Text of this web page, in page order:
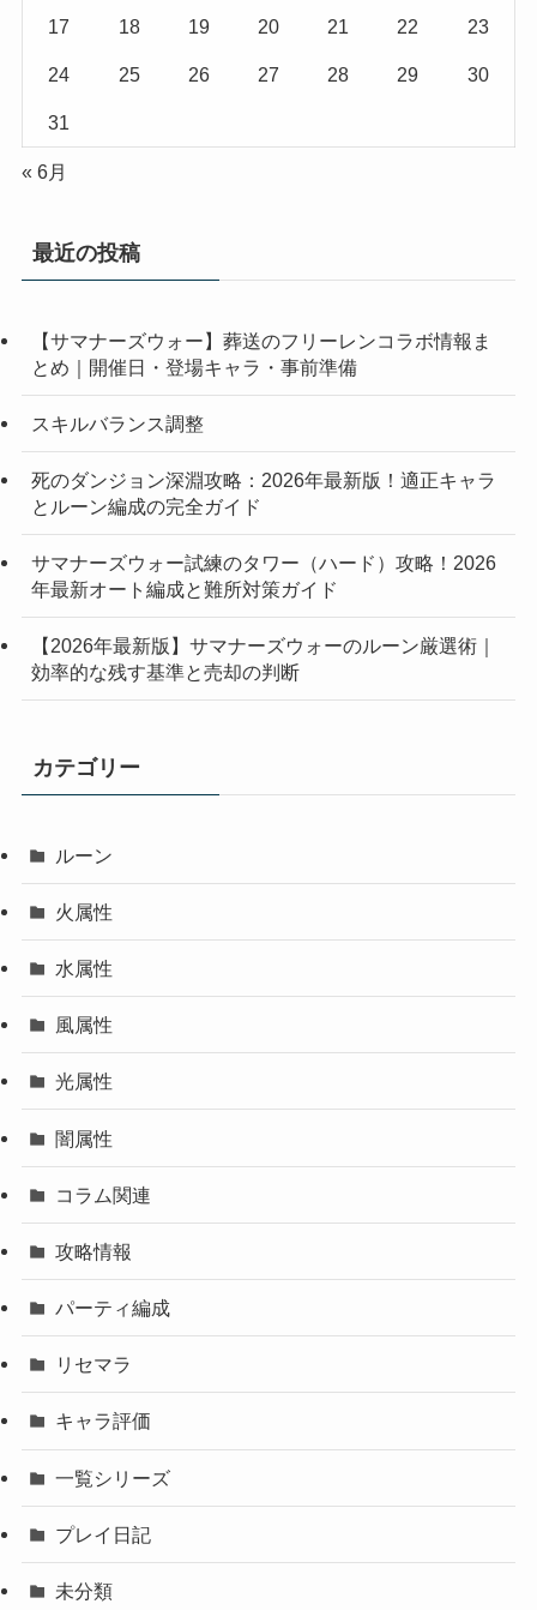
17 18 19 20 21 22 23
24 25 26 27 28 29 30
31
« 6月
最近の投稿
【サマナーズウォー】葬送のフリーレンコラボ情報ま
とめ｜開催日・登場キャラ・事前準備
スキルバランス調整
死のダンジョン深淵攻略：2026年最新版！適正キャラ
とルーン編成の完全ガイド
サマナーズウォー試練のタワー（ハード）攻略！2026
年最新オート編成と難所対策ガイド
【2026年最新版】サマナーズウォーのルーン厳選術｜
効率的な残す基準と売却の判断
カテゴリー
ルーン
火属性
水属性
風属性
光属性
闇属性
コラム関連
攻略情報
パーティ編成
リセマラ
キャラ評価
一覧シリーズ
プレイ日記
未分類